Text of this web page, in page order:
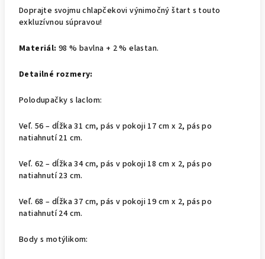
Doprajte svojmu chlapčekovi výnimočný štart s touto
exkluzívnou súpravou!
Materiál: 98 % bavlna + 2 % elastan.
Detailné rozmery:
Polodupačky s laclom:
Veľ. 56 – dĺžka 31 cm, pás v pokoji 17 cm x 2, pás po
natiahnutí 21 cm.
Veľ. 62 – dĺžka 34 cm, pás v pokoji 18 cm x 2, pás po
natiahnutí 23 cm.
Veľ. 68 – dĺžka 37 cm, pás v pokoji 19 cm x 2, pás po
natiahnutí 24 cm.
Body s motýlikom: